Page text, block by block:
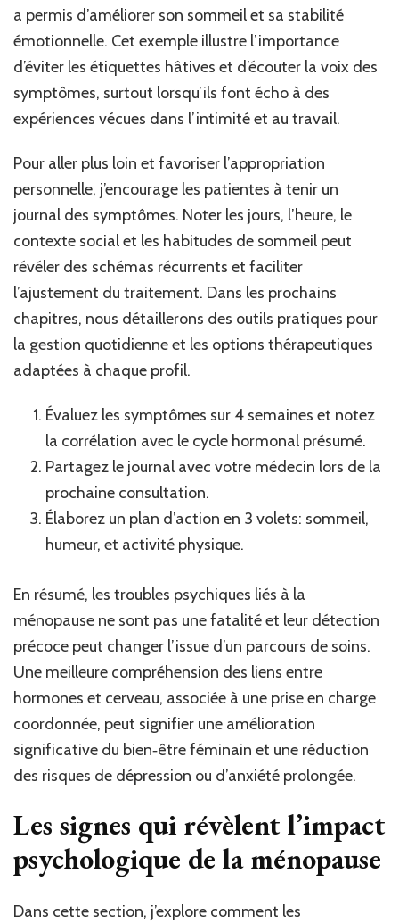
a permis d’améliorer son sommeil et sa stabilité
émotionnelle. Cet exemple illustre l’importance
d’éviter les étiquettes hâtives et d’écouter la voix des
symptômes, surtout lorsqu’ils font écho à des
expériences vécues dans l’intimité et au travail.
Pour aller plus loin et favoriser l’appropriation
personnelle, j’encourage les patientes à tenir un
journal des symptômes. Noter les jours, l’heure, le
contexte social et les habitudes de sommeil peut
révéler des schémas récurrents et faciliter
l’ajustement du traitement. Dans les prochains
chapitres, nous détaillerons des outils pratiques pour
la gestion quotidienne et les options thérapeutiques
adaptées à chaque profil.
Évaluez les symptômes sur 4 semaines et notez
la corrélation avec le cycle hormonal présumé.
Partagez le journal avec votre médecin lors de la
prochaine consultation.
Élaborez un plan d’action en 3 volets: sommeil,
humeur, et activité physique.
En résumé, les troubles psychiques liés à la
ménopause ne sont pas une fatalité et leur détection
précoce peut changer l’issue d’un parcours de soins.
Une meilleure compréhension des liens entre
hormones et cerveau, associée à une prise en charge
coordonnée, peut signifier une amélioration
significative du bien‑être féminain et une réduction
des risques de dépression ou d’anxiété prolongée.
Les signes qui révèlent l’impact
psychologique de la ménopause
Dans cette section, j’explore comment les